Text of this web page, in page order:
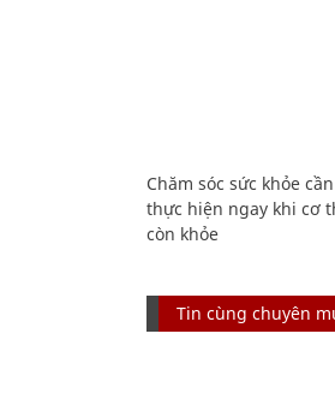
Chăm sóc sức khỏe cần
thực hiện ngay khi cơ
còn khỏe
Tin cùng chuyên